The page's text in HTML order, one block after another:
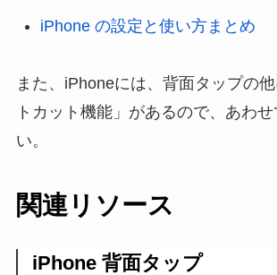
iPhone の設定と使い方まとめ
また、iPhoneには、背面タップの
トカット機能」があるので、あわ
い。
関連リソース
iPhone 背面タップ